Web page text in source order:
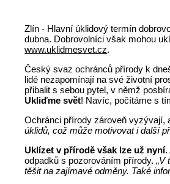
Zlín - Hlavní úklidový termín
dubna. Dobrovolníci však mohou
www.uklidmesvet.cz.
Český svaz ochránců přírody k
lidé nezapomínají na své životní
přibalit s sebou pytel, v němž
Ukliďme svět! Navíc, počítáme s
Ochránci přírody zároveň vyzývají,
úklidů, což může motivovat i další
Uklízet v přírodě však lze už nyní.
odpadků s pozorováním přírody. „V
těšit na zajímavé odměny. Také